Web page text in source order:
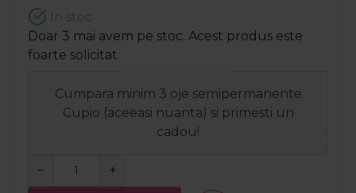
In stoc
Doar 3 mai avem pe stoc. Acest produs este
foarte solicitat.
Cumpara minim 3 oje semipermanente
Cupio (aceeasi nuanta) si primesti un
cadou!
− +